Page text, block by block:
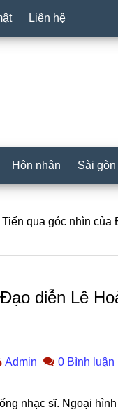
Liên hệ
Hôn nhân Sài
qua góc nhìn của
diễn Lê
Admin 0 Bình luận
nhạc ѕĩ. Ngoại